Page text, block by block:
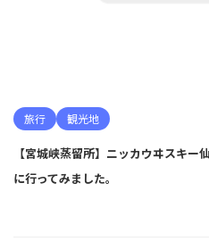
旅行 観光地
【宮城峡蒸留所】ニッカウヰスキー
に行ってみました。